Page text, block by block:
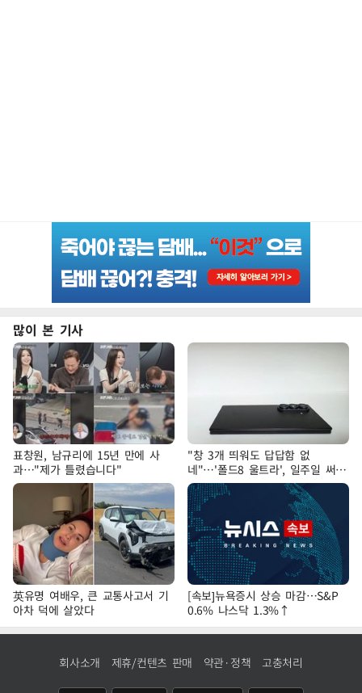
많이 본 기사
표창원, 남규리에 15년 만에 사
과…"제가 틀렸습니다"
"창 3개 띄워도 답답함 없
네"…'폴드8 울트라', 일주일 써보
니
英유명 여배우, 큰 교통사고서 기
아차 덕에 살았다
[속보]뉴욕증시 상승 마감…S&P
0.6% 나스닥 1.3%↑
회사소개 제휴/컨텐츠 판매 약관·정책 고충처리